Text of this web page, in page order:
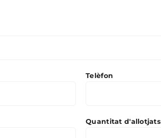
Telèfon
Quantitat d'allotjats